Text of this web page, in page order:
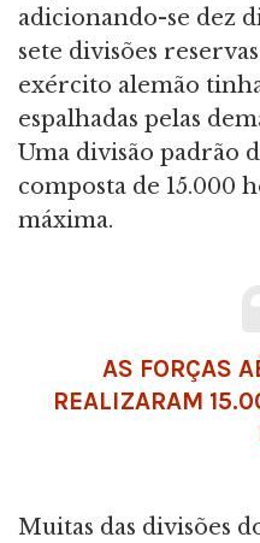
adicionando-se dez
sete divisões
exército alemão
espalhadas pelas
Uma divisão padrão
composta de 15.000
máxima.
AS FORÇAS
REALIZARAM
Muitas das divisões